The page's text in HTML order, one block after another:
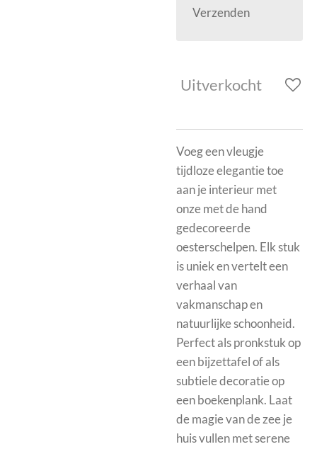
Verzenden
Uitverkocht
Voeg een vleugje
tijdloze elegantie toe
aan je interieur met
onze met de hand
gedecoreerde
oesterschelpen. Elk stuk
is uniek en vertelt een
verhaal van
vakmanschap en
natuurlijke schoonheid.
Perfect als pronkstuk op
een bijzettafel of als
subtiele decoratie op
een boekenplank. Laat
de magie van de zee je
huis vullen met serene